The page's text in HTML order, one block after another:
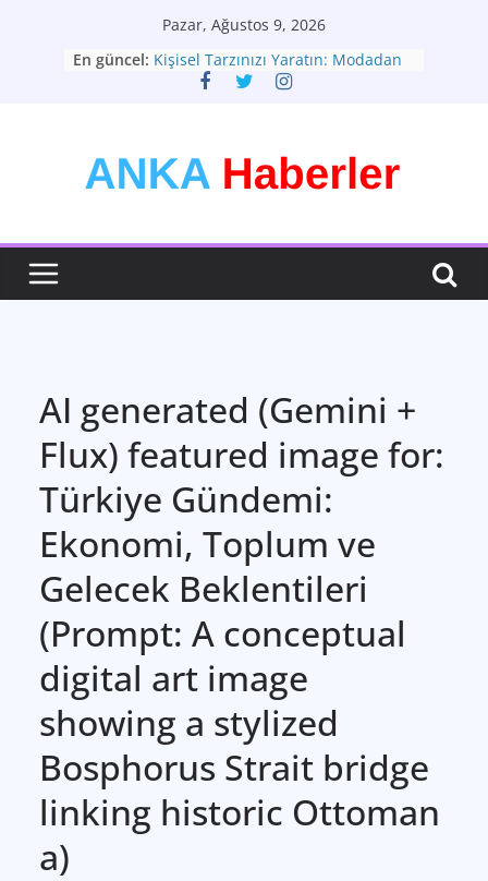
Pazar, Ağustos 9, 2026
En güncel: Kişisel Tarzınızı Yaratın: Modadan
Daha Fazlası
Kimlik Arasındaki Bağ
Yapay Zeka: Hayatımızı Dönüştüren
AI generated (Gemini +
Flux) featured image for:
Türkiye Gündemi:
Ekonomi, Toplum ve
Gelecek Beklentileri
(Prompt: A conceptual
digital art image
showing a stylized
Bosphorus Strait bridge
linking historic Ottoman
a)